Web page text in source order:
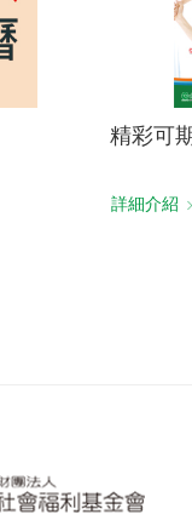
精彩可
詳細介紹